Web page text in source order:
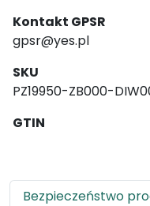
Kontakt GPSR
gpsr@yes.pl
SKU
PZ19950-ZB000-
GTIN
Bezpieczeństwo